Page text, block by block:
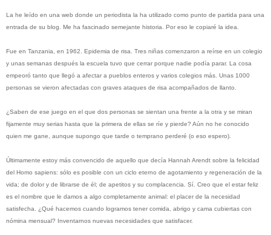
La he leído en una web donde un periodista la ha utilizado como punto de partida para una
entrada de su blog. Me ha fascinado semejante historia. Por eso le copiaré la idea.
Fue en Tanzania, en 1962. Epidemia de risa. Tres niñas comenzaron a reírse en un colegio
y unas semanas después la escuela tuvo que cerrar porque nadie podía parar. La cosa
empeoró tanto que llegó a afectar a pueblos enteros y varios colegios más. Unas 1000
personas se vieron afectadas con graves ataques de risa acompañados de llanto.
¿Saben de ese juego en el que dos personas se sientan una frente a la otra y se miran
fijamente muy serias hasta que la primera de ellas se ríe y pierde? Aún no he conocido
quien me gane, aunque supongo que tarde o temprano perderé (o eso espero).
Últimamente estoy más convencido de aquello que decía Hannah Arendt sobre la felicidad
del Homo sapiens: sólo es posible con un ciclo eterno de agotamiento y regeneración de la
vida; de dolor y de librarse de él; de apetitos y su complacencia. Sí. Creo que el estar feliz
es el nombre que le damos a algo completamente animal: el placer de la necesidad
satisfecha. ¿Qué hacemos cuando logramos tener comida, abrigo y cama cubiertas con
nómina mensual? Inventarnos nuevas necesidades que satisfacer.